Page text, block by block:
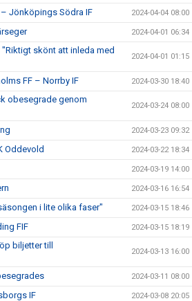
Jönköpings Södra IF 2024-04-04 08:00
2024-04-01 06:34
skönt att inleda med
2024-04-01 01:15
FF – Norrby IF 2024-03-30 18:40
obesegrade genom
2024-03-24 08:00
2024-03-23 09:32
Oddevold 2024-03-22 18:34
2024-03-19 14:00
2024-03-16 16:54
i lite olika faser" 2024-03-15 18:46
FIF 2024-03-15 18:19
biljetter till
2024-03-13 16:00
2024-03-11 08:00
IF 2024-03-08 20:05